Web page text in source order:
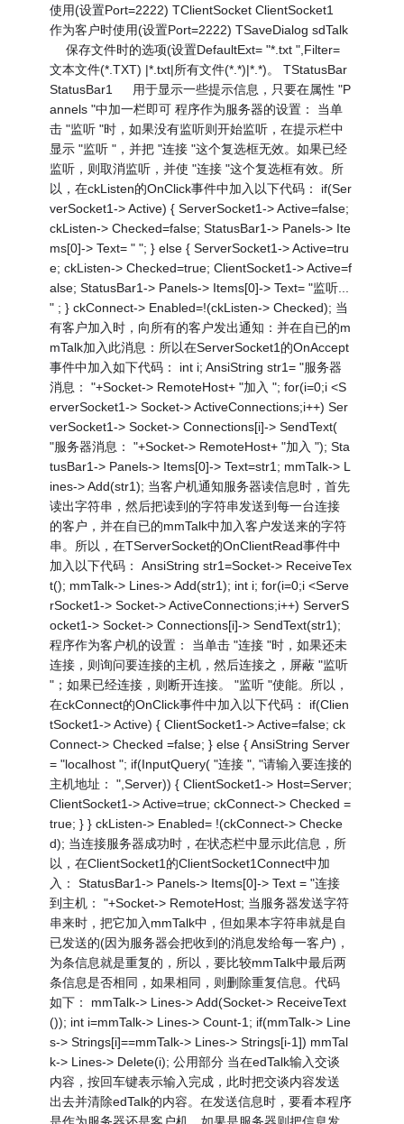
使用(设置Port=2222) TClientSocket ClientSocket1
作为客户时使用(设置Port=2222) TSaveDialog sdTalk
保存文件时的选项(设置DefaultExt= "*.txt ",Filter=
文本文件(*.TXT) |*.txt|所有文件(*.*)|*.*)。 TStatusBar
StatusBar1 用于显示一些提示信息，只要在属性 "P
annels "中加一栏即可 程序作为服务器的设置： 当单
击 "监听 "时，如果没有监听则开始监听，在提示栏中
显示 "监听 "，并把 "连接 "这个复选框无效。如果已经
监听，则取消监听，并使 "连接 "这个复选框有效。所
以，在ckListen的OnClick事件中加入以下代码： if(Ser
verSocket1-> Active) { ServerSocket1-> Active=false;
ckListen-> Checked=false; StatusBar1-> Panels-> Ite
ms[0]-> Text= " "; } else { ServerSocket1-> Active=tru
e; ckListen-> Checked=true; ClientSocket1-> Active=f
alse; StatusBar1-> Panels-> Items[0]-> Text= "监听...
" ; } ckConnect-> Enabled=!(ckListen-> Checked); 当
有客户加入时，向所有的客户发出通知：并在自已的m
mTalk加入此消息：所以在ServerSocket1的OnAccept
事件中加入如下代码： int i; AnsiString str1= "服务器
消息： "+Socket-> RemoteHost+ "加入 "; for(i=0;i <S
erverSocket1-> Socket-> ActiveConnections;i++) Ser
verSocket1-> Socket-> Connections[i]-> SendText(
"服务器消息： "+Socket-> RemoteHost+ "加入 "); Sta
tusBar1-> Panels-> Items[0]-> Text=str1; mmTalk-> L
ines-> Add(str1); 当客户机通知服务器读信息时，首先
读出字符串，然后把读到的字符串发送到每一台连接
的客户，并在自已的mmTalk中加入客户发送来的字符
串。所以，在TServerSocket的OnClientRead事件中
加入以下代码： AnsiString str1=Socket-> ReceiveTex
t(); mmTalk-> Lines-> Add(str1); int i; for(i=0;i <Serve
rSocket1-> Socket-> ActiveConnections;i++) ServerS
ocket1-> Socket-> Connections[i]-> SendText(str1);
程序作为客户机的设置： 当单击 "连接 "时，如果还未
连接，则询问要连接的主机，然后连接之，屏蔽 "监听
"；如果已经连接，则断开连接。 "监听 "使能。所以，
在ckConnect的OnClick事件中加入以下代码： if(Clien
tSocket1-> Active) { ClientSocket1-> Active=false; ck
Connect-> Checked =false; } else { AnsiString Server
= "localhost "; if(InputQuery( "连接 ", "请输入要连接的
主机地址： ",Server)) { ClientSocket1-> Host=Server;
ClientSocket1-> Active=true; ckConnect-> Checked =
true; } } ckListen-> Enabled= !(ckConnect-> Checke
d); 当连接服务器成功时，在状态栏中显示此信息，所
以，在ClientSocket1的ClientSocket1Connect中加
入： StatusBar1-> Panels-> Items[0]-> Text = "连接
到主机： "+Socket-> RemoteHost; 当服务器发送字符
串来时，把它加入mmTalk中，但如果本字符串就是自
已发送的(因为服务器会把收到的消息发给每一客户)，
为条信息就是重复的，所以，要比较mmTalk中最后两
条信息是否相同，如果相同，则删除重复信息。代码
如下： mmTalk-> Lines-> Add(Socket-> ReceiveText
()); int i=mmTalk-> Lines-> Count-1; if(mmTalk-> Line
s-> Strings[i]==mmTalk-> Lines-> Strings[i-1]) mmTal
k-> Lines-> Delete(i); 公用部分 当在edTalk输入交谈
内容，按回车键表示输入完成，此时把交谈内容发送
出去并清除edTalk的内容。在发送信息时，要看本程序